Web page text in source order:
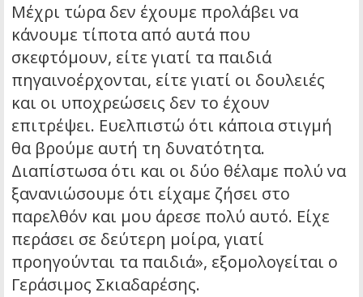
Μέχρι τώρα δεν έχουμε προλάβει να
κάνουμε τίποτα από αυτά που
σκεφτόμουν, είτε γιατί τα παιδιά
πηγαινοέρχονται, είτε γιατί οι δουλειές
και οι υποχρεώσεις δεν το έχουν
επιτρέψει. Ευελπιστώ ότι κάποια στιγμή
θα βρούμε αυτή τη δυνατότητα.
Διαπίστωσα ότι και οι δύο θέλαμε πολύ να
ξανανιώσουμε ότι είχαμε ζήσει στο
παρελθόν και μου άρεσε πολύ αυτό. Είχε
περάσει σε δεύτερη μοίρα, γιατί
προηγούνται τα παιδιά», εξομολογείται ο
Γεράσιμος Σκιαδαρέσης.